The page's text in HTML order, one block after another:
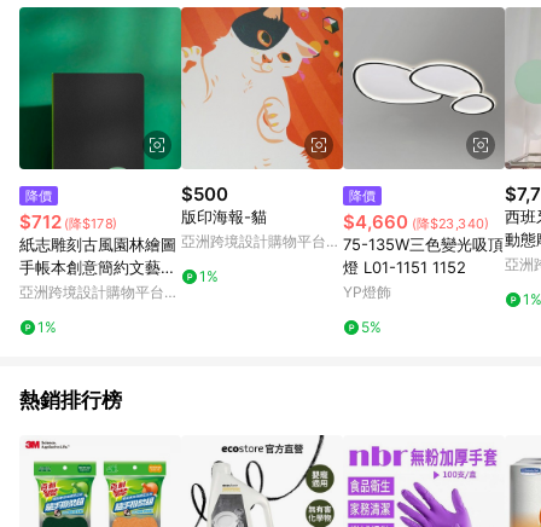
將拆分成不同筆訂單編號發送通知。 8. 若使用折價券折抵，可能
會有攤提折抵導致訂單金額些微落差 9. 同一商品品項(即便不同
尺寸規格)，皆會計入同一筆返點上限進行計算 10. 蝦皮會將LINE
的導購跳轉紀錄與蝦皮的會員ID進行綁定，若後續七天內未透過
其他媒體來源導入蝦皮官網，則七天內於該蝦皮帳號下訂的首筆
訂單會被蝦皮認列為該LINE用戶導購跳轉時所成立之訂單。 11.
若同一用戶使用一個以上蝦皮帳號透過LINE購物進行導購，將可
能導致無法收到導購通知，亦可能無法收到點數，再請留意。 13.
請注意以下行為將可能導致無法取得 LINE POINTS 點數回饋資
格：使用非指定之途徑及方式完成交易，或經由蝦皮系統判斷點
擊路徑不符合回饋資格或規則者。 14. 若有贈點爭議，請務必於
訂單日期+60天以內進行洽詢確認；超過60天(含)以上進行申
訴，恕無法贈點回饋。需檢附蝦皮訂單完成、LINE購物訂單記
錄，如於LINE購物訂單紀錄已呈現：「非本次前往蝦皮商店之品
斷而無法進行 LINE Points 回饋 2.若購買過程中關閉蝦皮APP，
則需重新透過LINE購物前往蝦皮商城，否則無法進行LINE
續透過LINE購物前往至蝦皮商城將購物車結清，此方案將不列入
LINE Points 回饋 4.自 2018/10/24 起購買蝦皮拍賣商品，不符
合贈點資格 5. 透過LINE購物購買蝦皮站上「蝦皮推廣服務」之商
降價
$712 (降$178)
紙志雕刻古風園林繪圖
手帳本創意簡約文藝精
緻日記本畢業禮物記
亞洲跨境設計購物平台
1%
$500
版印海報-貓
亞洲跨境設計購物平台
1%
降價
$4,660 (降$23,340)
75-135W三色變光吸頂
燈 L01-1151 1152
YP燈飾
5%
西班
動態
色玄
亞洲
1%
熱銷排行榜